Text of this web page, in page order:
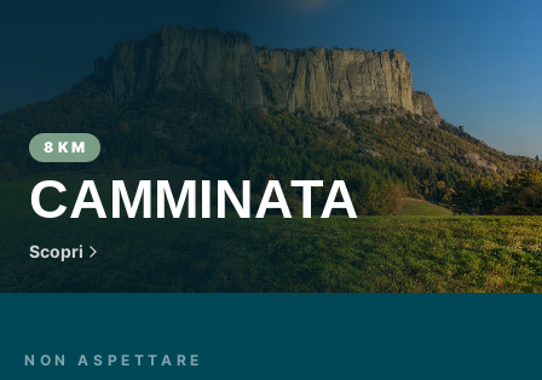
8 KM
CAMMINATA
Scopri
NON ASPETTARE